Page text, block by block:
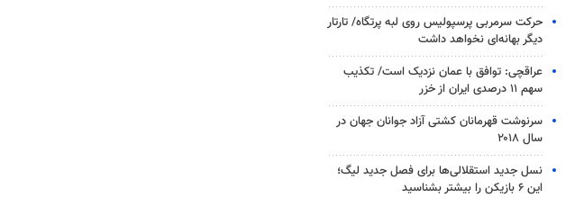
حرکت سرمربی پرسپولیس روی لبه پرتگاه/ تارتار
دیگر بهانه‌ای نخواهد داشت
عراقچی: توافق با عمان نزدیک است/ تکذیب
سهم ۱۱ درصدی ایران از خزر
سرنوشت قهرمانان کشتی آزاد جوانان جهان در
سال ۲۰۱۸
نسل جدید استقلالی‌ها برای فصل جدید لیگ؛
این ۶ بازیکن را بیشتر بشناسید